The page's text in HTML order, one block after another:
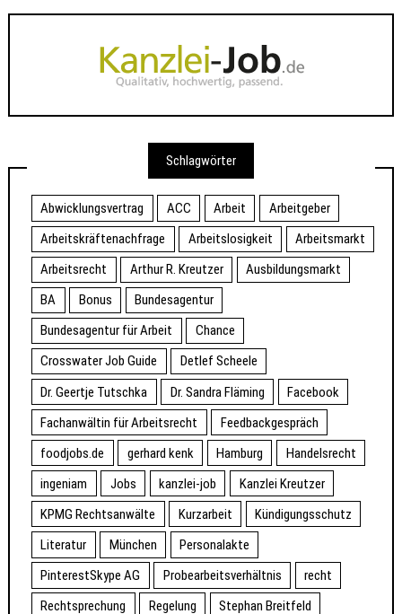
Schlagwörter
Abwicklungsvertrag ACC Arbeit
Arbeitgeber
Arbeitskräftenachfrage
Arbeitslosigkeit
Arbeitsmarkt
Arbeitsrecht
Arthur R. Kreutzer
Ausbildungsmarkt
BA
Bonus
Bundesagentur
Bundesagentur für Arbeit
Chance
Crosswater Job Guide
Detlef Scheele
Dr. Geertje Tutschka
Dr. Sandra Fläming
Facebook
Fachanwältin für Arbeitsrecht
Feedbackgespräch
foodjobs.de
gerhard kenk Hamburg
Handelsrecht
ingeniam
Jobs kanzlei-job
Kanzlei Kreutzer
KPMG Rechtsanwälte
Kurzarbeit
Kündigungsschutz
Literatur
München
Personalakte
PinterestSkype AG
Probearbeitsverhältnis
recht
Rechtsprechung
Regelung
Stephan Breitfeld